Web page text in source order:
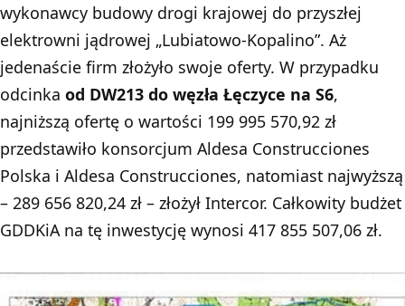
wykonawcy budowy drogi krajowej do przyszłej
elektrowni jądrowej „Lubiatowo-Kopalino”. Aż
jedenaście firm złożyło swoje oferty. W przypadku
odcinka od DW213 do węzła Łęczyce na S6,
najniższą ofertę o wartości 199 995 570,92 zł
przedstawiło konsorcjum Aldesa Construcciones
Polska i Aldesa Construcciones, natomiast najwyższą
– 289 656 820,24 zł – złożył Intercor. Całkowity budżet
GDDKiA na tę inwestycję wynosi 417 855 507,06 zł.